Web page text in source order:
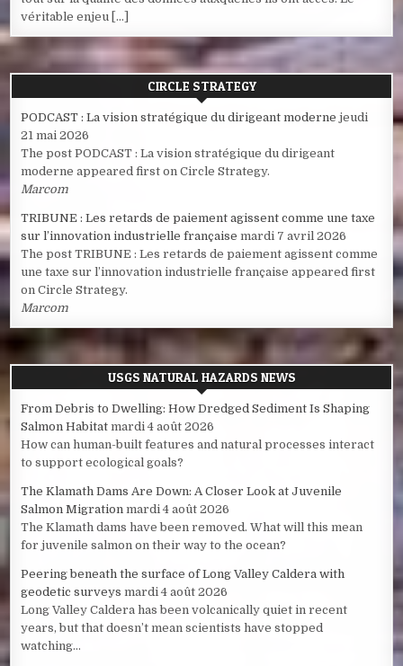
véritable enjeu […]
CIRCLE STRATEGY
PODCAST : La vision stratégique du dirigeant moderne jeudi
21 mai 2026
The post PODCAST : La vision stratégique du dirigeant
moderne appeared first on Circle Strategy.
Marcom
TRIBUNE : Les retards de paiement agissent comme une taxe
sur l’innovation industrielle française mardi 7 avril 2026
The post TRIBUNE : Les retards de paiement agissent comme
une taxe sur l’innovation industrielle française appeared first
on Circle Strategy.
Marcom
USGS NATURAL HAZARDS NEWS
From Debris to Dwelling: How Dredged Sediment Is Shaping
Salmon Habitat mardi 4 août 2026
How can human-built features and natural processes interact
to support ecological goals?
The Klamath Dams Are Down: A Closer Look at Juvenile
Salmon Migration mardi 4 août 2026
The Klamath dams have been removed. What will this mean
for juvenile salmon on their way to the ocean?
Peering beneath the surface of Long Valley Caldera with
geodetic surveys mardi 4 août 2026
Long Valley Caldera has been volcanically quiet in recent
years, but that doesn’t mean scientists have stopped
watching...